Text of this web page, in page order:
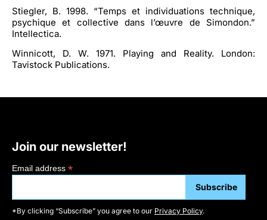
Stiegler, B. 1998. “Temps et individuations technique,
psychique et collective dans l’œuvre de Simondon.”
Intellectica.
Winnicott, D. W. 1971. Playing and Reality. London:
Tavistock Publications.
Join our newsletter!
Email address *
*By clicking “Subscribe” you agree to our Privacy Policy.